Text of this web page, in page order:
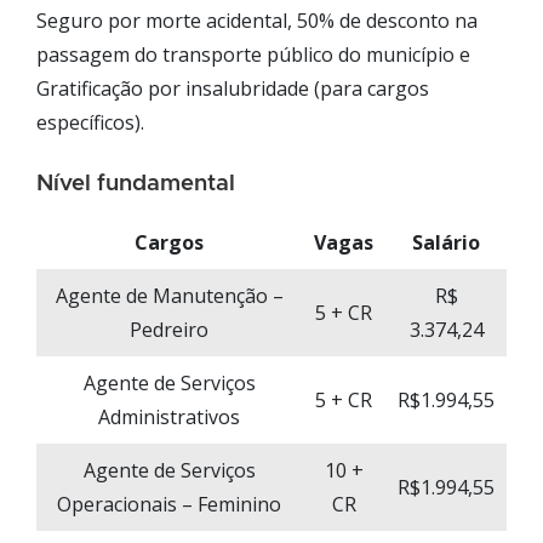
Seguro por morte acidental, 50% de desconto na
passagem do transporte público do município e
Gratificação por insalubridade (para cargos
específicos).
Nível fundamental
Cargos Vagas
Salário
Agente de Manutenção –
Pedreiro
5 + CR
R$
3.374,24
Agente de Serviços
Administrativos
5 + CR R$1.994,55
Agente de Serviços
Operacionais – Feminino
10 +
CR
R$1.994,55